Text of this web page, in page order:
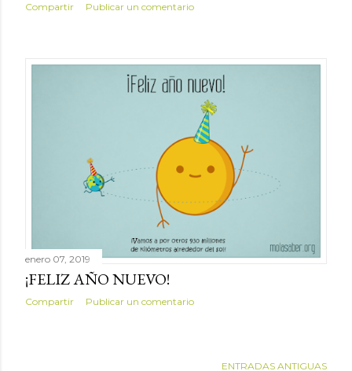
Compartir Publicar un comentario
enero 07, 2019
¡FELIZ AÑO NUEVO!
Compartir Publicar un comentario
ENTRADAS ANTIGUAS